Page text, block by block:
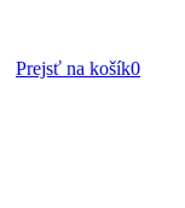
Prejsť na košík0